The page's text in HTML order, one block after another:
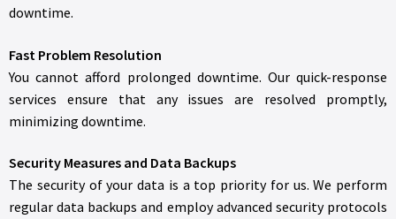
downtime.
Fast Problem Resolution
You cannot afford prolonged downtime. Our quick-response
services ensure that any issues are resolved promptly,
minimizing downtime.
Security Measures and Data Backups
The security of your data is a top priority for us. We perform
regular data backups and employ advanced security protocols